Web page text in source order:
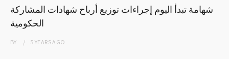
شهامة تبدأ اليوم إجراءات توزيع أرباح شهادات المشاركة
الحكومية
BY 5 YEARSAGO